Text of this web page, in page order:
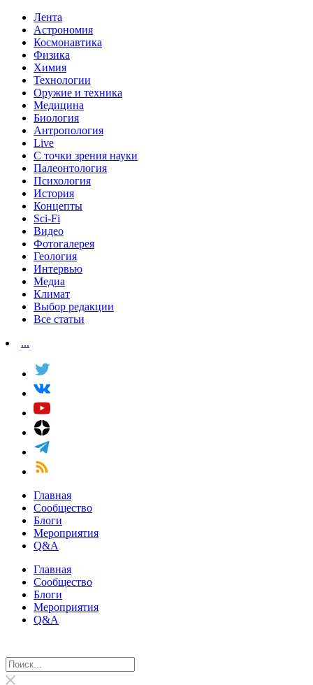
Лента
Астрономия
Космонавтика
Физика
Химия
Технологии
Оружие и техника
Медицина
Биология
Антропология
Live
С точки зрения науки
Палеонтология
Психология
История
Концепты
Sci-Fi
Видео
Фотогалерея
Геология
Интервью
Медиа
Климат
Выбор редакции
Все статьи
...
Главная
Сообщество
Блоги
Мероприятия
Q&A
Главная
Сообщество
Блоги
Мероприятия
Q&A